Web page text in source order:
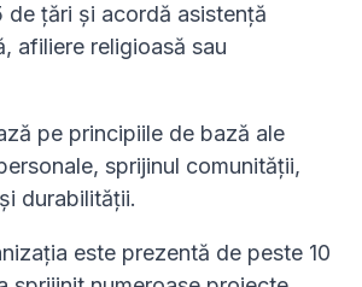
de țări și acordă asistență
afiliere religioasă sau
pe principiile de bază ale
sprijinul comunității,
durabilității.
este prezentă de peste 10